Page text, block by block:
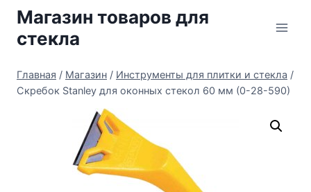
Перейти
содержимому
Магазин товаров для
стекла
Главная / Магазин / Инструменты для плитки и стекла /
Скребок Stanley для оконных стекол 60 мм (0-28-590)